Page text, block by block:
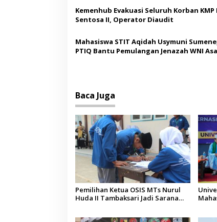
s
Kemenhub Evakuasi Seluruh Korban
Sentosa II, Operator Diaudit
Mahasiswa STIT Aqidah Usymuni
PTIQ Bantu Pemulangan Jenazah WNI
Baca Juga
Pemilihan Ketua OSIS MTs Nurul
Huda II Tambaksari Jadi Sarana